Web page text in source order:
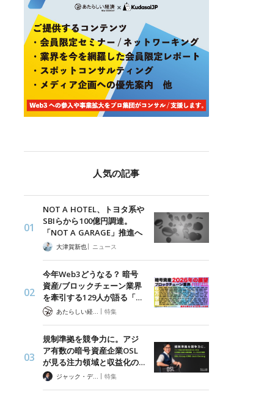
人気の記事
NOT A HOTEL、トヨタ系や
SBIらから100億円調達。
「NOT A GARAGE」推進へ
大津賀新也| ニュース
今年Web3どうなる？ 暗号
資産/ブロックチェーン業界
を牽引する129人が語る「…
| 特集
規制準拠を競争力に。アジ
ア有数の暗号資産企業OSL
が見る注力領域と収益化の…
ジャック・デロン（Jack Derong） | 特集